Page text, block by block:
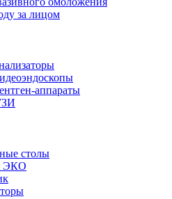
за лицом
аппараты
столы
ЭКО